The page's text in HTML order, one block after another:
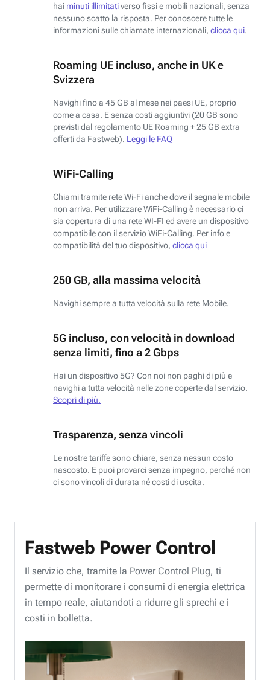
hai minuti illimitativerso fissi e mobili nazionali, senza
nessuno scatto la risposta. Per conoscere tutte le
informazioni sulle chiamate internazionali, clicca qui.
Roaming UE incluso, anche in UK e
Svizzera
Navighi fino a 45 GB al mese nei paesi UE, proprio
come a casa. E senza costi aggiuntivi (20 GB sono
previsti dal regolamento UE Roaming + 25 GB extra
offerti da Fastweb). Leggi le FAQ
WiFi-Calling
Chiami tramite rete Wi-Fi anche dove il segnale mobile
non arriva. Per utilizzare WiFi-Calling è necessario ci
sia copertura di una rete WI-FI ed avere un dispositivo
compatibile con il servizio WiFi-Calling. Per info e
compatibilità del tuo dispositivo, clicca qui
250 GB, alla massima velocità
Navighi sempre a tutta velocità sulla rete Mobile.
5G incluso, con velocità in download
senza limiti, fino a 2 Gbps
Hai un dispositivo 5G? Con noi non paghi di più e
navighi a tutta velocità nelle zone coperte dal servizio.
Scopri di più.
Trasparenza, senza vincoli
Le nostre tariffe sono chiare, senza nessun costo
nascosto. E puoi provarci senza impegno, perché non
ci sono vincoli di durata né costi di uscita.
Fastweb Power Control
Il servizio che, tramite la Power Control Plug, ti
permette di monitorare i consumi di energia elettrica
in tempo reale, aiutandoti a ridurre gli sprechi e i
costi in bolletta.